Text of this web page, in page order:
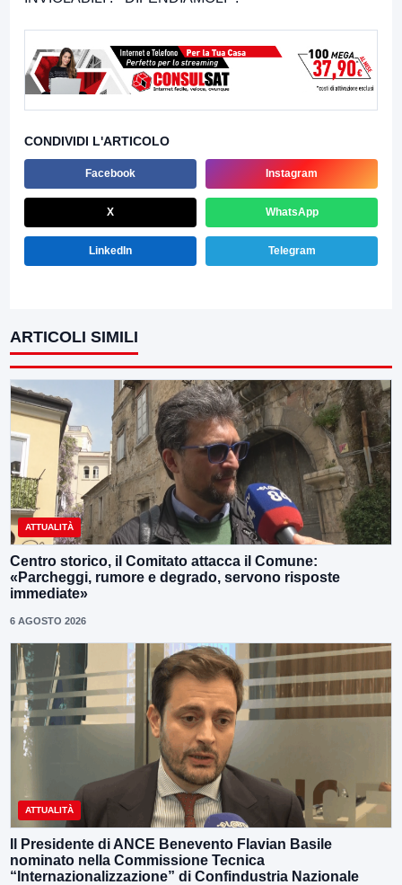
CONDIVIDI L'ARTICOLO
Facebook Instagram
X WhatsApp
LinkedIn Telegram
ARTICOLI SIMILI
ATTUALITÀ
Centro storico, il Comitato attacca il Comune:
«Parcheggi, rumore e degrado, servono risposte
immediate»
6 AGOSTO 2026
ATTUALITÀ
Il Presidente di ANCE Benevento Flavian Basile
nominato nella Commissione Tecnica
“Internazionalizzazione” di Confindustria Nazionale